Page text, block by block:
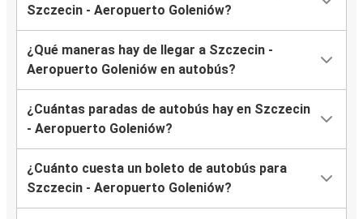
Szczecin - Aeropuerto Goleniów?
¿Qué maneras hay de llegar a Szczecin -
Aeropuerto Goleniów en autobús?
¿Cuántas paradas de autobús hay en Szczecin
- Aeropuerto Goleniów?
¿Cuánto cuesta un boleto de autobús para
Szczecin - Aeropuerto Goleniów?